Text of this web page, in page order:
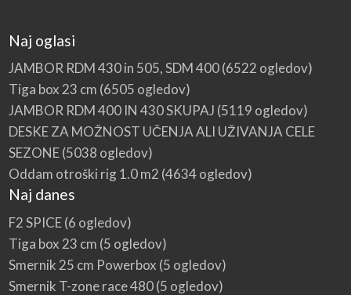
Naj oglasi
JAMBOR RDM 430 in 505, SDM 400(6522 ogledov)
Tiga box 23 cm (6505 ogledov)
JAMBOR RDM 400 IN 430 SKUPAJ (5119 ogledov)
DESKE ZA MOŽNOST UČENJA ALI UŽIVANJA CELE
SEZONE(5038 ogledov)
Oddam otroški rig 1.0 m2 (4634 ogledov)
Naj danes
F2 SPICE(6 ogledov)
Tiga box 23 cm (5 ogledov)
Smernik 25 cm Powerbox (5 ogledov)
Smernik T-zone race 480(5 ogledov)